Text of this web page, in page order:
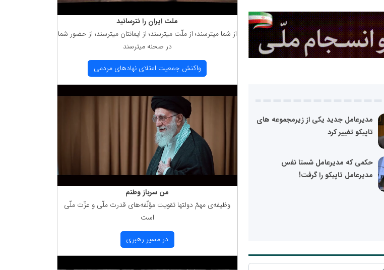
مدیرعامل جدید یکی از زیرمجموعه های
تاپیکو تغییر کرد
حکمی که مدیرعامل شستا نفس
مدیرعامل تاپیکو را گرفت!
ملت ایران را نترسانید
از شما میترسند؛ از ملّت میترسند؛ از ایمانتان میترسند؛ از حضور شما
در صحنه میترسند
واكنش جمعیت اعتلای نهادهای مردمی
من سرباز وطنم
وظیفه‌ی مهمّ دولتها تقویت مؤلّفه‌های قدرت ملّی و عزّت ملّی
است
در مسیر رهبری